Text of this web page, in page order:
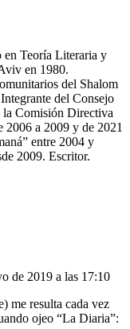
en Teoría Literaria y
en 1980.
del Shalom
del Consejo
Comisión Directiva
2006 a 2009 y de 2021
entre 2004 y
2009. Escritor.
de 2019 a las 17:10
me resulta cada vez
ojeo “La Diaria”: